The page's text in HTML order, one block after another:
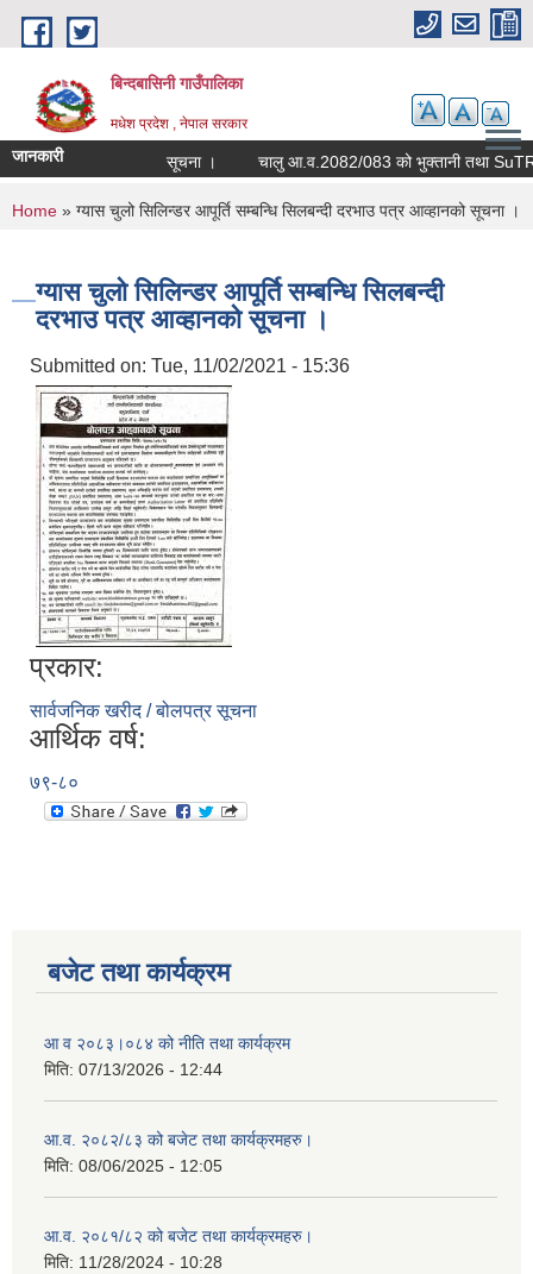
Skip to main content
बिन्दबासिनी गाउँपालिका
मधेश प्रदेश , नेपाल सरकार
जानकारी सूचना ।
You are here
Home » ग्यास चुलो सिलिन्डर आपूर्ति सम्बन्धि सिलबन्दी दरभाउ पत्र आव्हानको सूचना ।
ग्यास चुलो सिलिन्डर आपूर्ति सम्बन्धि सिलबन्दी
दरभाउ पत्र आव्हानको सूचना ।
Submitted on: Tue, 11/02/2021 - 15:36
प्रकार:
सार्वजनिक खरीद / बोलपत्र सूचना
आर्थिक वर्ष:
७९-८०
बजेट तथा कार्यक्रम
आ व २०८३।०८४ को नीति तथा कार्यक्रम
मिति: 07/13/2026 - 12:44
आ.व. २०८२/८३ को बजेट तथा कार्यक्रमहरु।
मिति: 08/06/2025 - 12:05
आ.व. २०८१/८२ को बजेट तथा कार्यक्रमहरु।
मिति: 11/28/2024 - 10:28